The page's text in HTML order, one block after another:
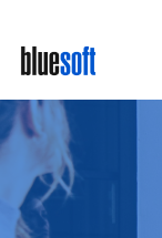
main
content